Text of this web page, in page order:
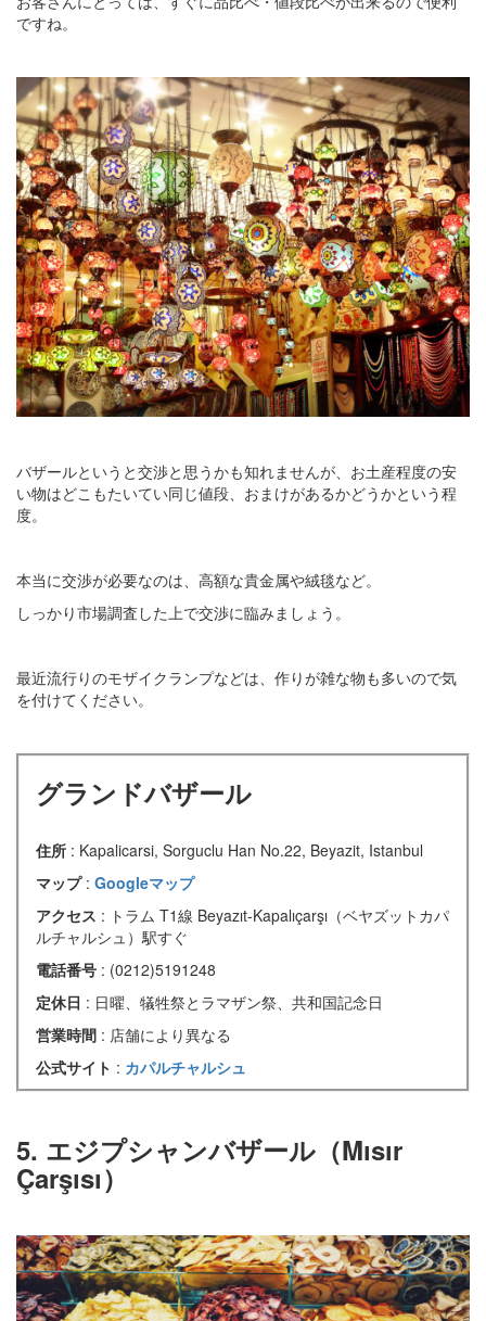
ですね。
バザールというと交渉と思うかも知れませんが、お土産程度の安
い物はどこもたいてい同じ値段、おまけがあるかどうかという程
度。
本当に交渉が必要なのは、高額な貴金属や絨毯など。
しっかり市場調査した上で交渉に臨みましょう。
最近流行りのモザイクランプなどは、作りが雑な物も多いので気
を付けてください。
グランドバザール
住所 : Kapalicarsi, Sorguclu Han No.22, Beyazit, Istanbul
マップ : Googleマップ
アクセス : トラム T1線 Beyazıt-Kapalıçarşı（ベヤズットカパ
ルチャルシュ）駅すぐ
電話番号 : (0212)5191248
定休日 : 日曜、犠牲祭とラマザン祭、共和国記念日
営業時間 : 店舗により異なる
公式サイト : カパルチャルシュ
5. エジプシャンバザール（Mısır
Çarşısı）